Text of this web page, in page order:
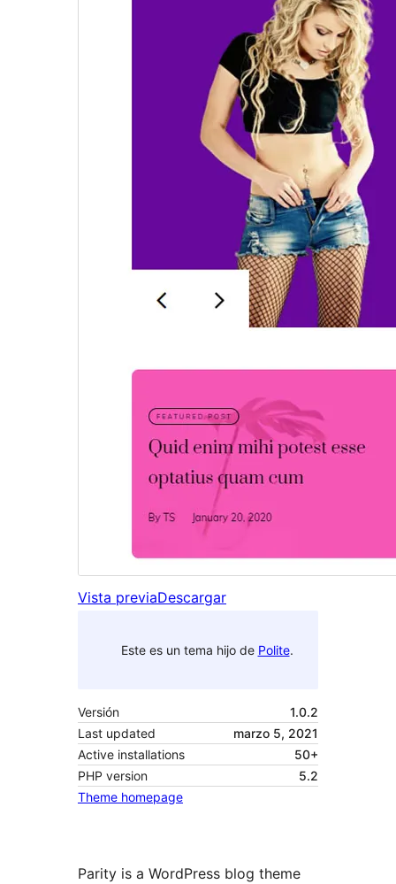
Vista previaDescargar
Este es un tema hijo de Polite.
Versión
1.0.2
Last updated
marzo 5, 2021
Active installations
50+
PHP version
5.2
Theme homepage
Parity is a WordPress blog theme